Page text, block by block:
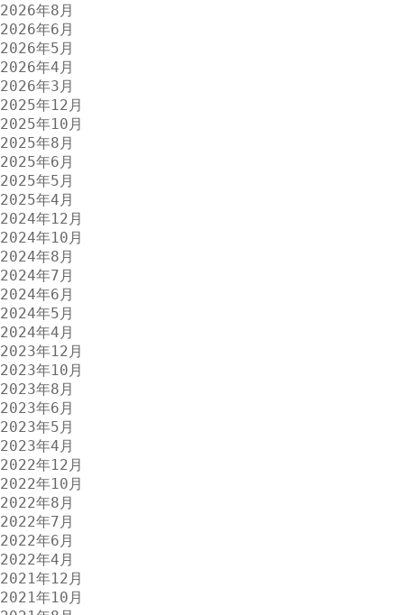
2026年8月
2026年6月
2026年5月
2026年4月
2026年3月
2025年12月
2025年10月
2025年8月
2025年6月
2025年5月
2025年4月
2024年12月
2024年10月
2024年8月
2024年7月
2024年6月
2024年5月
2024年4月
2023年12月
2023年10月
2023年8月
2023年6月
2023年5月
2023年4月
2022年12月
2022年10月
2022年8月
2022年7月
2022年6月
2022年4月
2021年12月
2021年10月